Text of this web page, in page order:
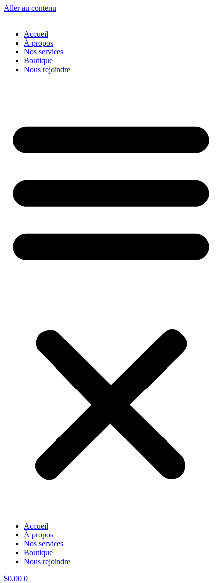
Aller au contenu
Accueil
À propos
Nos services
Boutique
Nous rejoindre
Accueil
À propos
Nos services
Boutique
Nous rejoindre
$0.00 0